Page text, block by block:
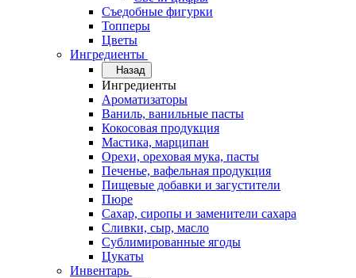
Съедобные фигурки
Топперы
Цветы
Ингредиенты
Назад
Ингредиенты
Ароматизаторы
Ваниль, ванильные пасты
Кокосовая продукция
Мастика, марципан
Орехи, ореховая мука, пасты
Печенье, вафельная продукция
Пищевые добавки и загустители
Пюре
Сахар, сиропы и заменители сахара
Сливки, сыр, масло
Сублимированные ягоды
Цукаты
Инвентарь